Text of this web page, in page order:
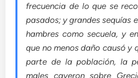
frecuencia de lo que se
pasados; y grandes sequías
hambres como secuela, y
que no menos daño causó y
parte de la población, la
males cayeron sobre